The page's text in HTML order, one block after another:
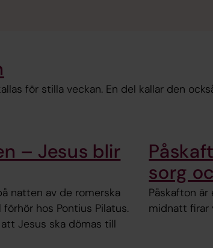
för stilla veckan. En del kallar den
– Jesus blir
natten av de romerska
hos Pontius Pilatus.
Jesus ska dömas till
sorg
Påskafton
midnatt firar